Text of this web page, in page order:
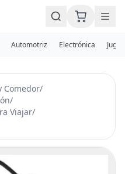
Automotriz Electrónica
Comedor/
/
Viajar/